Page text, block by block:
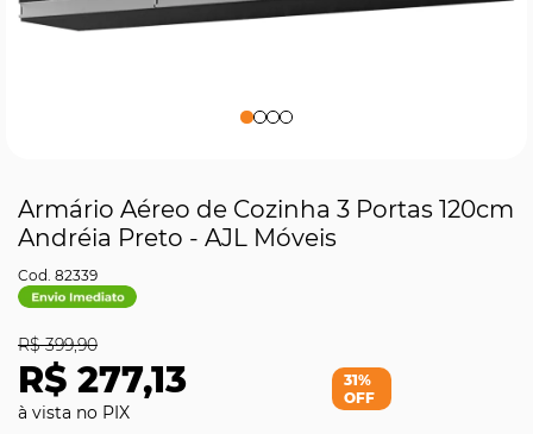
Armário Aéreo de Cozinha 3 Portas 120cm
Andréia Preto - AJL Móveis
82339
R$ 277,13
R$ 399,90
31%
OFF